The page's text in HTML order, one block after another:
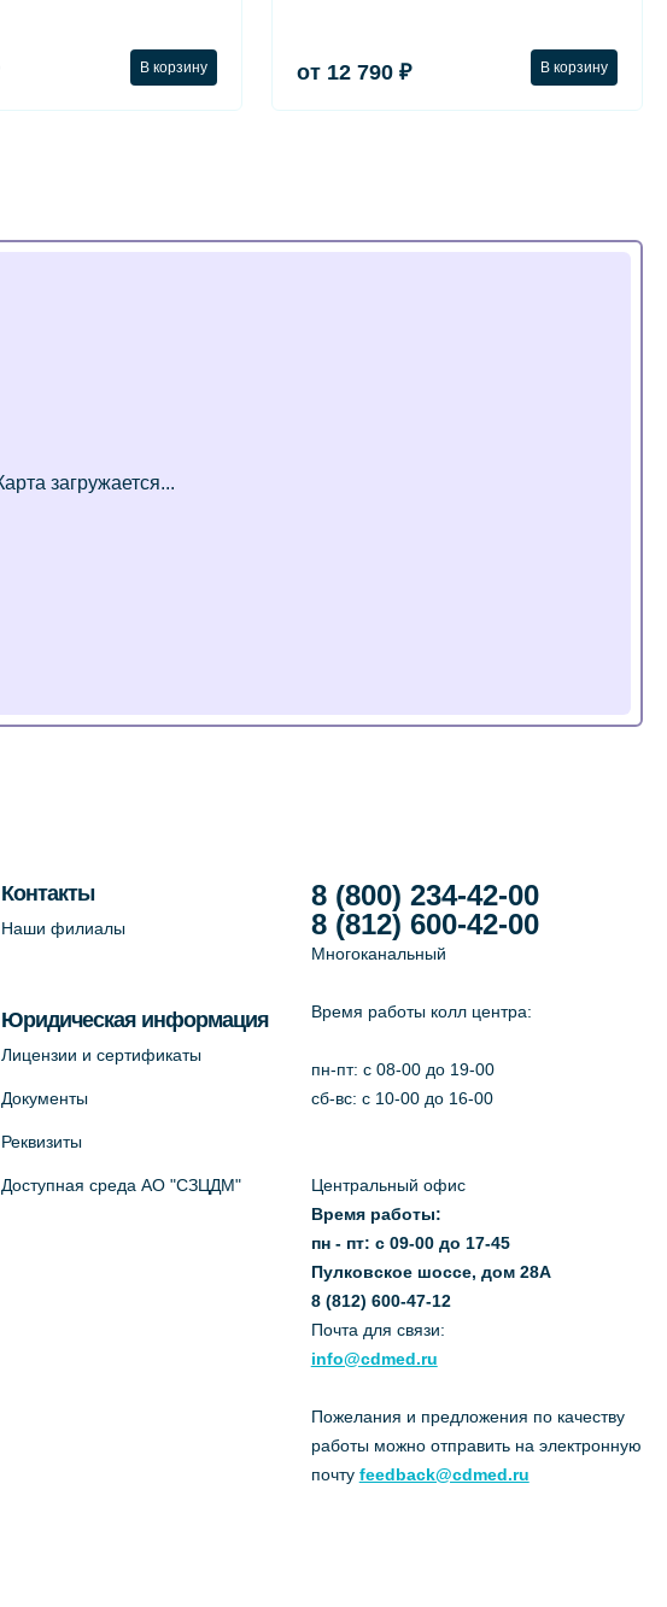
В корзину от 12 790 ₽ В корзину
Контакты
Наши филиалы
Юридическая информация
Лицензии и сертификаты
Документы
Реквизиты
Доступная среда АО "СЗЦДМ"
8 (800) 234-42-00
8 (812) 600-42-00
Многоканальный
Время работы колл центра:
пн-пт: c 08-00 до 19-00
сб-вс: с 10-00 до 16-00
Центральный офис
Время работы:
пн - пт: с 09-00 до 17-45
Пулковское шоссе, дом 28А
8 (812) 600-47-12
Почта для связи:
info@cdmed.ru
Пожелания и предложения по качеству
работы можно отправить на электронную
почту feedback@cdmed.ru